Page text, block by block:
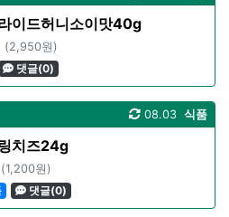
이드허니소이맛40g
(2,950원)
댓글(0)
식품
08.03
치즈24g
(1,200원)
댓글(0)